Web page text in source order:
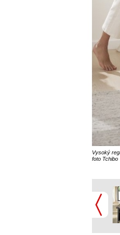
Vysoký
foto Tchibo